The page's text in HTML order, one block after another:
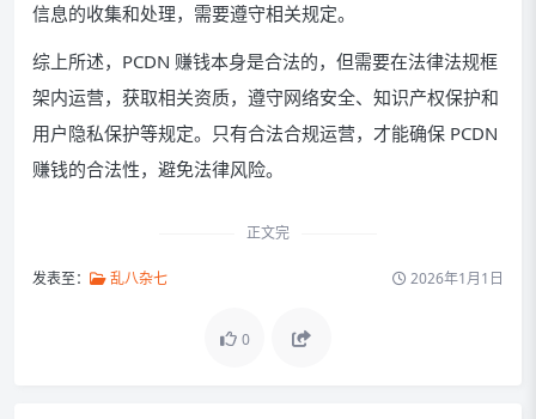
信息的收集和处理，需要遵守相关规定。
综上所述，PCDN 赚钱本身是合法的，但需要在法律法规框
架内运营，获取相关资质，遵守网络安全、知识产权保护和
用户隐私保护等规定。只有合法合规运营，才能确保 PCDN
赚钱的合法性，避免法律风险。
正文完
发表至： 乱八杂七 2026年1月1日
0